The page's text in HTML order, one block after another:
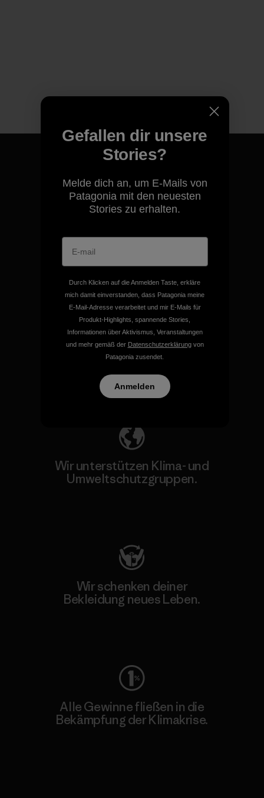
Für all unsere Produkte gilt
unsere kompromisslose
Wir übernehmen
Verantwortung für unsere
Auswirkungen.
Unser Fußabdruck
Wir unterstützen Klima- und
Umweltschutzgruppen.
Wir schenken deiner
Bekleidung neues Leben.
Alle Gewinne fließen in die
Bekämpfung der Klimakrise.
Gefallen dir unsere
Stories?
Melde dich an, um E-Mails von
Patagonia mit den neuesten
Stories zu erhalten.
Durch Klicken auf die Anmelden Taste, erkläre
mich damit einverstanden, dass Patagonia meine
E-Mail-Adresse verarbeitet und mir E-Mails für
Produkt-Highlights, spannende Stories,
Informationen über Aktivismus, Veranstaltungen
und mehr gemäß der Datenschutzerklärungvon
Patagonia zusendet.
Anmelden